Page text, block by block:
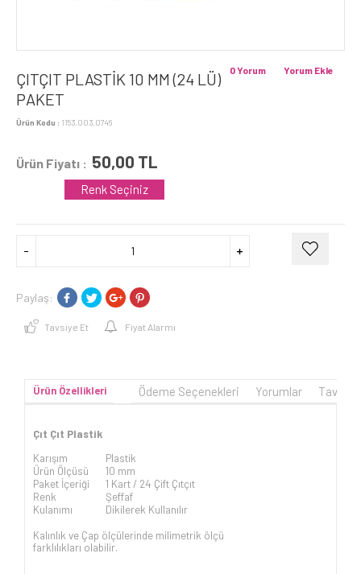
ÇITÇIT PLASTİK 10 MM (24 LÜ)
PAKET
Ürün Kodu : 1153.003.0746
Yorum Ekle
0 Yorum
Ürün Fiyatı : 50,00 TL
Renk Seçiniz
Paylaş:
Tavsiye Et Fiyat Alarmı
Ürün Özellikleri Ödeme Seçenekleri Yorumlar
Çıt Çıt Plastik
Karışım
Plastik
Ürün Ölçüsü
10 mm
Paket İçeriği
1 Kart / 24 Çift Çıtçıt
Renk
Şeffaf
Kulanımı
Dikilerek Kullanılır
Kalınlık ve Çap ölçülerinde milimetrik ölçü
farklılıkları olabilir.